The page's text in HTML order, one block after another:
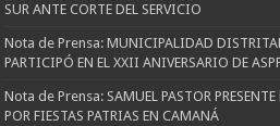
SUR ANTE CORTE DEL SERVICIO
Nota de Prensa: MUNICIPALIDAD
PARTICIPÓ EN EL XXII ANIVERSARIO DE
Nota de Prensa: SAMUEL PASTOR PRESENTE
POR FIESTAS PATRIAS EN CAMANÁ